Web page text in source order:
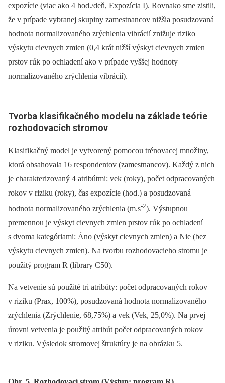
expozície (viac ako 4 hod./deň, Expozícia I). Rovnako sme zistili,
že v prípade vybranej skupiny zamestnancov nižšia posudzovaná
hodnota normalizovaného zrýchlenia vibrácií znižuje riziko
výskytu cievnych zmien (0,4 krát nižší výskyt cievnych zmien
prstov rúk po ochladení ako v prípade vyššej hodnoty
normalizovaného zrýchlenia vibrácií).
Tvorba klasifikačného modelu na základe teórie
rozhodovacích stromov
Klasifikačný model je vytvorený pomocou trénovacej množiny,
ktorá obsahovala 16 respondentov (zamestnancov). Každý z nich
je charakterizovaný 4 atribútmi: vek (roky), počet odpracovaných
rokov v riziku (roky), čas expozície (hod.) a posudzovaná
hodnota normalizovaného zrýchlenia (m.s-2). Výstupnou
premennou je výskyt cievnych zmien prstov rúk po ochladení
s dvoma kategóriami: Áno (výskyt cievnych zmien) a Nie (bez
výskytu cievnych zmien). Na tvorbu rozhodovacieho stromu je
použitý program R (library C50).
Na vetvenie sú použité tri atribúty: počet odpracovaných rokov
v riziku (Prax, 100%), posudzovaná hodnota normalizovaného
zrýchlenia (Zrýchlenie, 68,75%) a vek (Vek, 25,0%). Na prvej
úrovni vetvenia je použitý atribút počet odpracovaných rokov
v riziku. Výsledok stromovej štruktúry je na obrázku 5.